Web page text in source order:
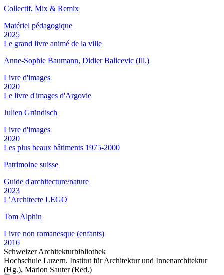
Collectif, Mix & Remix
Matériel pédagogique
2025
Le grand livre animé de la ville
Anne-Sophie Baumann, Didier Balicevic (Ill.)
Livre d'images
2020
Le livre d'images d'Argovie
Julien Gründisch
Livre d'images
2020
Les plus beaux bâtiments 1975-2000
Patrimoine suisse
Guide d'architecture/nature
2023
L’Architecte LEGO
Tom Alphin
Livre non romanesque (enfants)
2016
Schweizer Architekturbibliothek
Hochschule Luzern. Institut für Architektur und Innenarchitektur
(Hg.), Marion Sauter (Red.)